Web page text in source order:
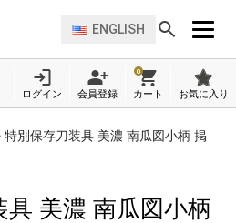
ENGLISH
ログイン 会員登録
0
カート お気に入り
特別保存刀装具 美濃 南瓜図小柄 掲
具 美濃 南瓜図小柄